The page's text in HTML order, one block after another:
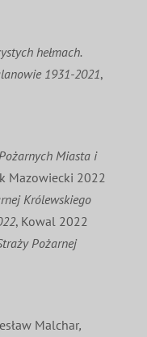
hełmach.
1931-2021,
Miasta i
Mazowiecki 2022
Królewskiego
, Kowal 2022
Pożarnej
Malchar,